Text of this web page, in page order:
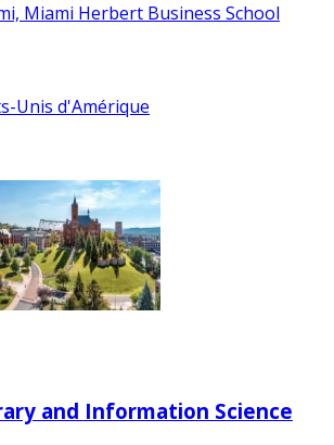
Miami Herbert Business School
Unis d'Amérique
and Information Science